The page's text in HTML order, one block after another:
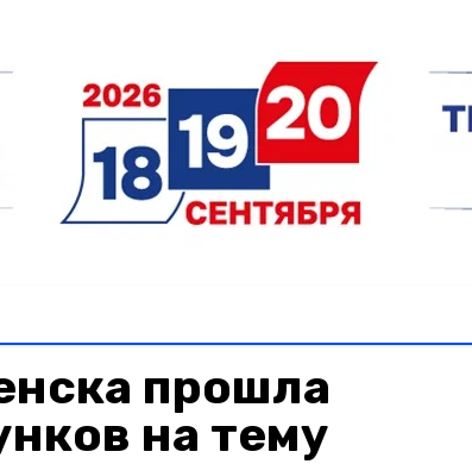
прошла
на тему